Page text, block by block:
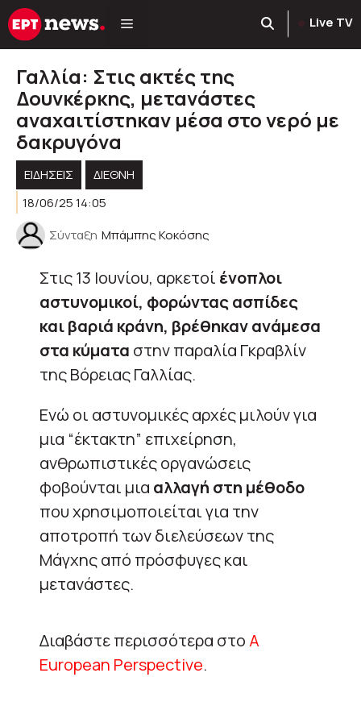
Μετάβαση
σε
Live TV
Γαλλία: Στις ακτές της
Δουνκέρκης, μετανάστες
αναχαιτίστηκαν μέσα στο νερό με
δακρυγόνα
ΕΙΔΗΣΕΙΣ
ΔΙΕΘΝΗ
18/06/25 14:05
Σύνταξη Μπάμπης Κοκόσης
Στις 13 Ιουνίου, αρκετοί ένοπλοι
αστυνομικοί, φορώντας ασπίδες
και βαριά κράνη, βρέθηκαν ανάμεσα
στα κύματα στην παραλία Γκραβλίν
της Βόρειας Γαλλίας.
Ενώ οι αστυνομικές αρχές μιλούν για
μια “έκτακτη” επιχείρηση,
ανθρωπιστικές οργανώσεις
φοβούνται μια αλλαγή στη μέθοδο
που χρησιμοποιείται για την
αποτροπή των διελεύσεων της
Μάγχης από πρόσφυγες και
μετανάστες.
Διαβάστε περισσότερα στο A
European Perspective.